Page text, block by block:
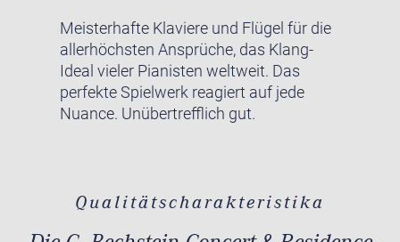
Meisterhafte Klaviere und Flügel für die
allerhöchsten Ansprüche, das Klang-
Ideal vieler Pianisten weltweit. Das
perfekte Spielwerk reagiert auf jede
Nuance. Unübertrefflich gut.
Qualitätscharakteristika